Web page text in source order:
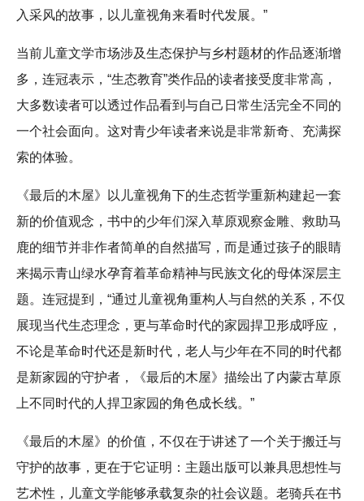
入采风的故事，以儿童视角来看时代发展。”
当前儿童文学市场涉及生态保护与乡村题材的作品逐渐增
多，连冠表示，“生态教育”类作品的读者接受度非常高，
大多数读者可以透过作品看到与自己日常生活完全不同的
一个社会面向。这对青少年读者来说是非常新奇、充满探
索的体验。
《最后的木屋》以儿童视角下的生态哲学重新构建起一套
新的价值观念，书中的少年们深入草原观察金雕、救助马
鹿的细节并非作者简单的自然描写，而是通过孩子的眼睛
来揭示青山绿水孕育着革命精神与民族文化的母体深层主
题。连冠提到，“通过儿童视角重构人与自然的关系，不仅
展现当代生态理念，更与革命时代的家园捍卫形成呼应，
不论是革命时代还是新时代，老人与少年在不同的时代都
是新家园的守护者，《最后的木屋》描绘出了内蒙古草原
上不同时代的人捍卫家园的角色成长线。”
《最后的木屋》的价值，不仅在于讲述了一个关于搬迁与
守护的故事，更在于它证明：主题出版可以兼具思想性与
艺术性，儿童文学能够承载复杂的社会议题。老骑兵在书